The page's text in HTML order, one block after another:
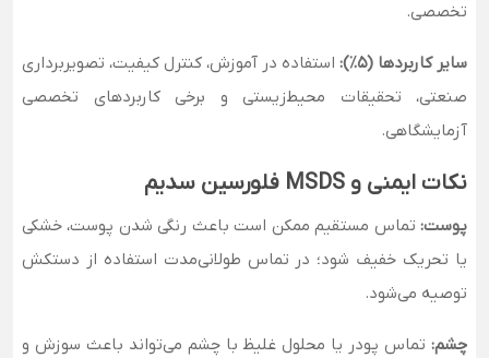
تخصصی.
سایر کاربردها (۵٪):
استفاده در آموزش، کنترل کیفیت، تصویربرداری
صنعتی، تحقیقات محیط‌زیستی و برخی کاربردهای تخصصی
آزمایشگاهی.
نکات ایمنی و MSDS فلورسین سدیم
پوست: تماس مستقیم ممکن است باعث رنگی شدن پوست، خشکی
یا تحریک خفیف شود؛ در تماس طولانی‌مدت استفاده از دستکش
توصیه می‌شود.
چشم: تماس پودر یا محلول غلیظ با چشم می‌تواند باعث سوزش و